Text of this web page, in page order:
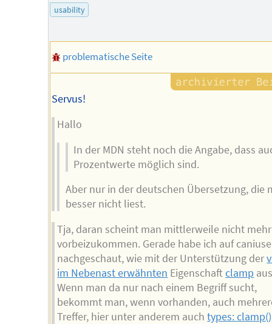
usability
problematische Seite
Servus!
Hallo
In der MDN steht noch die Angabe, dass
Prozentwerte möglich sind.
Aber nur in der deutschen Übersetzung, die
besser nicht liest.
Tja, daran scheint man mittlerweile nicht mehr
vorbeizukommen. Gerade habe ich auf
nachgeschaut, wie mit der Unterstützung der
im Nebenast erwähnten Eigenschaftclamp
Wenn man da nur nach einem Begriff sucht,
bekommt man, wenn vorhanden, auch
Treffer, hier unter anderem auchtypes: clamp()